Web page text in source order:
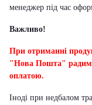
менеджер під час
Важливо!
При отриманні
"Нова Пошта"
оплатою.
Іноді при недбалом